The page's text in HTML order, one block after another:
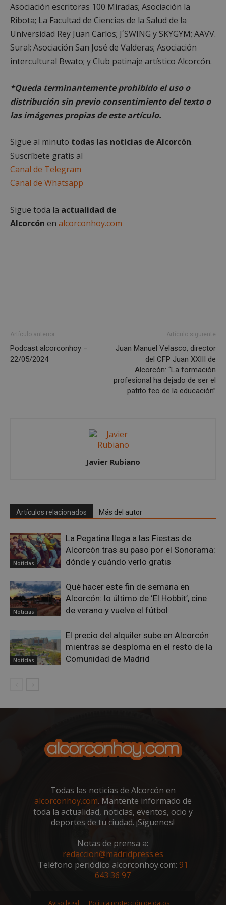
Asociación escritoras 100 Miradas; Asociación la
Ribota; La Facultad de Ciencias de la Salud de la
Universidad Rey Juan Carlos; J´SWING y SKYGYM; AAVV.
Sural; Asociación San José de Valderas; Asociación
intercultural Bwato; y Club patinaje artístico Alcorcón.
*Queda terminantemente prohibido el uso o
distribución sin previo consentimiento del texto o
las imágenes propias de este artículo.
Sigue al minuto todas las noticias de Alcorcón.
Suscríbete gratis al
Canal de Telegram
Canal de Whatsapp
Sigue toda la actualidad de
Alcorcón en alcorconhoy.com
Artículo anterior
Podcast alcorconhoy –
22/05/2024
Artículo siguiente
Juan Manuel Velasco, director
del CFP Juan XXIII de
Alcorcón: “La formación
profesional ha dejado de ser el
patito feo de la educación”
Javier Rubiano
Artículos relacionados Más del autor
Noticias
La Pegatina llega a las Fiestas de
Alcorcón tras su paso por el Sonorama:
dónde y cuándo verlo gratis
Noticias
Qué hacer este fin de semana en
Alcorcón: lo último de ‘El Hobbit’, cine
de verano y vuelve el fútbol
Noticias
El precio del alquiler sube en Alcorcón
mientras se desploma en el resto de la
Comunidad de Madrid
Todas las noticias de Alcorcón en
alcorconhoy.com. Mantente informado de
toda la actualidad, noticias, eventos, ocio y
deportes de tu ciudad. ¡Síguenos!
Notas de prensa a:
redaccion@madridpress.es
Teléfono periódico alcorconhoy.com: 91
643 36 97
Aviso legal Política protección de datos
Cookies no clasificadas
Cookies estrictamente necesarias
Cookies de preferencias
Las cookies estrictamente necesarias permiten la
funcionalidad principal del sitio web, como el
inicio de sesión de usuario y la gestión de cuentas.
Nombre
embed.bsky.app
sp_landing
Spotify Inc.
VISITOR_PRIVACY_METADATA
YouTube
5 meses 4
Google